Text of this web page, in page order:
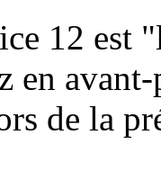
12 est
en
de la